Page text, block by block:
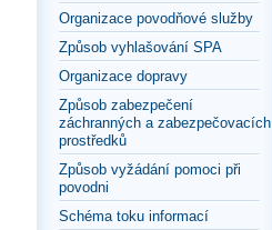
Organizace povodňové služby
Způsob vyhlašování SPA
Organizace dopravy
Způsob zabezpečení
záchranných a zabezpečovacích
prostředků
Způsob vyžádání pomoci při
povodni
Schéma toku informací